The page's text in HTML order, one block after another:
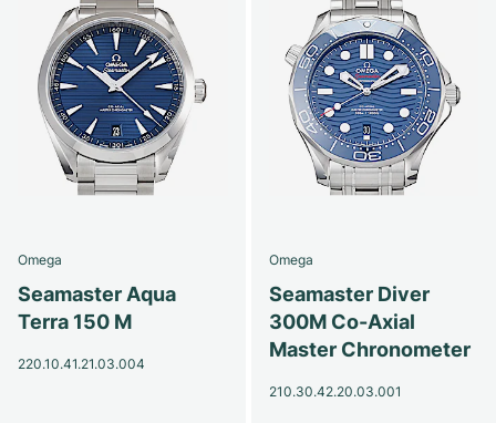
Omega
Seamaster Aqua
Terra 150 M
220.10.41.21.03.004
Omega
Seamaster Diver
300M Co-Axial
Master Chronometer
210.30.42.20.03.001